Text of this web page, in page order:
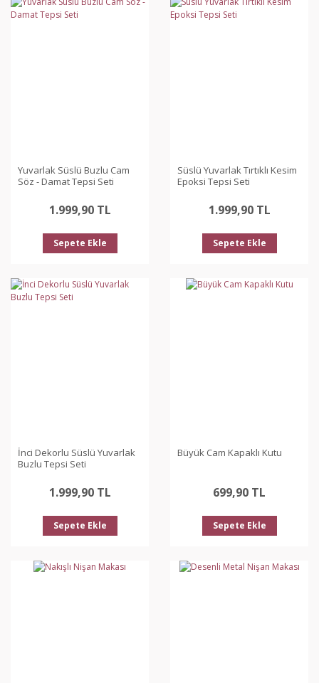
Yuvarlak Süslü Buzlu Cam
Söz - Damat Tepsi Seti
1.999,90 TL
Sepete Ekle
Süslü Yuvarlak Tırtıklı Kesim
Epoksi Tepsi Seti
1.999,90 TL
Sepete Ekle
İnci Dekorlu Süslü Yuvarlak
Buzlu Tepsi Seti
1.999,90 TL
Sepete Ekle
Büyük Cam Kapaklı Kutu
699,90 TL
Sepete Ekle